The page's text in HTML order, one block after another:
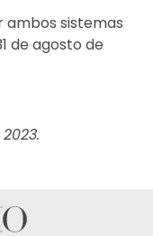
ambos sistemas
de agosto de